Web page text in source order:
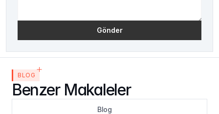
Gönder
BLOG
Benzer Makaleler
Blog